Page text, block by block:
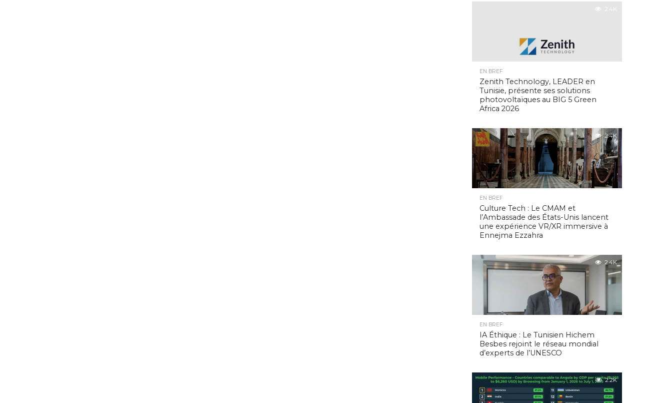
2.4K
EN BREF
Zenith Technology, LEADER en
Tunisie, présente ses solutions
photovoltaïques au BIG 5 Green
Africa 2026
2.4K
EN BREF
Culture Tech : Le CMAM et
l’Ambassade des États-Unis lancent
une expérience VR/XR immersive à
Ennejma Ezzahra
2.4K
EN BREF
IA Éthique : Le Tunisien Hichem
Besbes rejoint le réseau mondial
d’experts de l’UNESCO
2.2K